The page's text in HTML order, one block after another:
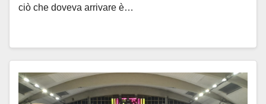
ciò che doveva arrivare è…